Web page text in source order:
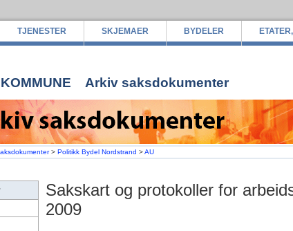
TJENESTER SKJEMAER BYDELER
Arkiv saksdokumenter
> Politikk Bydel Nordstrand >AU
Sakskart og protokoller for
2009